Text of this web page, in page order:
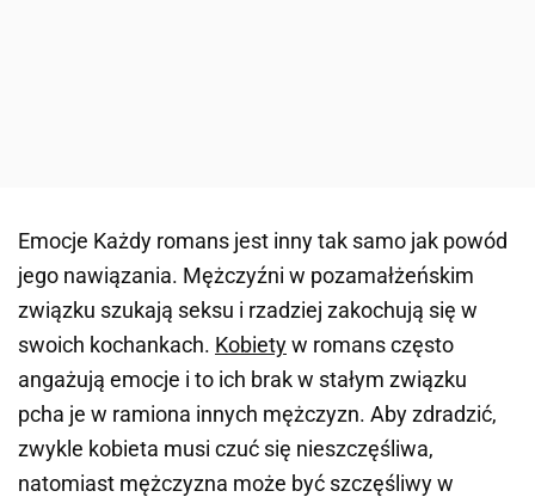
Emocje Każdy romans jest inny tak samo jak powód
jego nawiązania. Mężczyźni w pozamałżeńskim
związku szukają seksu i rzadziej zakochują się w
swoich kochankach. Kobietyw romans często
angażują emocje i to ich brak w stałym związku
pcha je w ramiona innych mężczyzn. Aby zdradzić,
zwykle kobieta musi czuć się nieszczęśliwa,
natomiast mężczyzna może być szczęśliwy w